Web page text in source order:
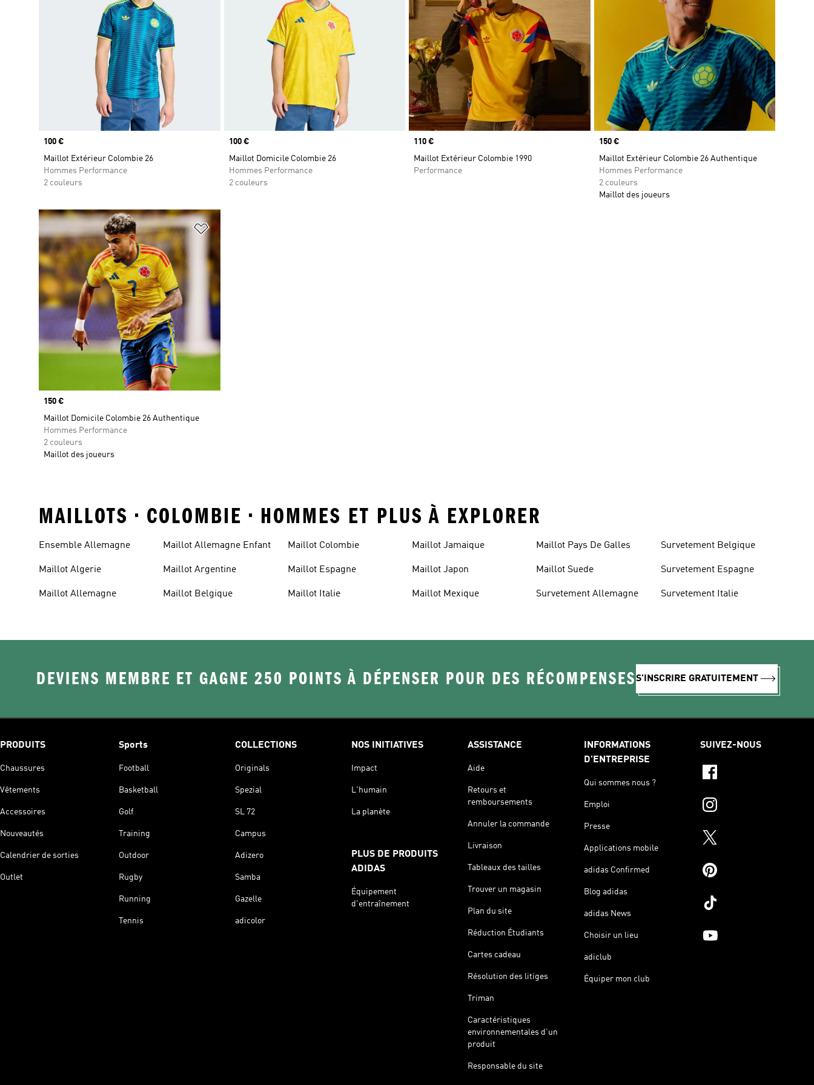
Prix
100 €
Maillot Extérieur Colombie 26
Hommes Performance
2 couleurs
Prix
100 €
Maillot Domicile Colombie 26
Hommes Performance
2 couleurs
Prix
110 €
Maillot Extérieur Colombie 1990
Performance
Prix
150 €
Maillot Extérieur Colombie 26 Authentique
Hommes Performance
2 couleurs
Maillot des joueurs
Ajouter à la Liste de produits favoris
Prix
150 €
Maillot Domicile Colombie 26 Authentique
Hommes Performance
2 couleurs
Maillot des joueurs
MAILLOTS • COLOMBIE • HOMMES ET PLUS À EXPLORER
Ensemble Allemagne
Maillot Algerie
Maillot Allemagne
Maillot Allemagne Enfant
Maillot Argentine
Maillot Belgique
Maillot Colombie
Maillot Espagne
Maillot Italie
Maillot Jamaique
Maillot Japon
Maillot Mexique
Maillot Pays De Galles
Maillot Suede
Survetement Allemagne
Survetement Belgique
Survetement Espagne
Survetement Italie
DEVIENS MEMBRE ET GAGNE 250 POINTS À DÉPENSER POUR DES RÉCOMPENSESS'INSCRIRE GRATUITEMENT
PRODUITS
Chaussures
Vêtements
Accessoires
Nouveautés
Calendrier de sorties
Outlet
Sports
Football
Basketball
Golf
Training
Outdoor
Rugby
Running
Tennis
COLLECTIONS
Originals
Spezial
SL 72
Campus
Adizero
Samba
Gazelle
adicolor
NOS INITIATIVES
Impact
L'humain
La planète
PLUS DE PRODUITS
ADIDAS
Équipement
d'entraînement
ASSISTANCE
Aide
Retours et
remboursements
Annuler la commande
Livraison
Tableaux des tailles
Trouver un magasin
Plan du site
Réduction Étudiants
Cartes cadeau
Résolution des litiges
Triman
Caractéristiques
environnementales d'un
produit
Responsable du site
INFORMATIONS
D'ENTREPRISE
Qui sommes nous ?
Emploi
Presse
Applications mobile
adidas Confirmed
Blog adidas
adidas News
Choisir un lieu
adiclub
Équiper mon club
SUIVEZ-NOUS